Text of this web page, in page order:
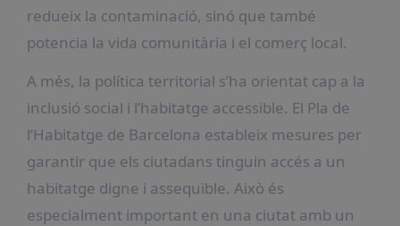
redueix la contaminació, sinó que també
potencia la vida comunitària i el comerç local.
A més, la política territorial s’ha orientat cap a la
inclusió social i l’habitatge accessible. El Pla de
l’Habitatge de Barcelona estableix mesures per
garantir que els ciutadans tinguin accés a un
habitatge digne i assequible. Això és
especialment important en una ciutat amb un